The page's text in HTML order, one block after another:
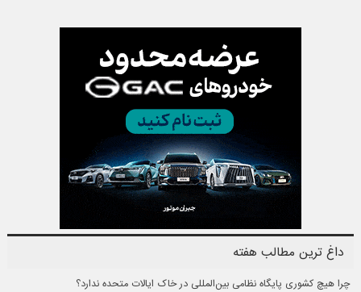
داغ ترین مطالب هفته
چرا هیچ کشوری پایگاه نظامی بین‌المللی در خاک ایالات متحده ندارد؟